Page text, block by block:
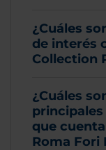
¿Cuáles
de interés
Collection
¿Cuáles
que
Roma Fori